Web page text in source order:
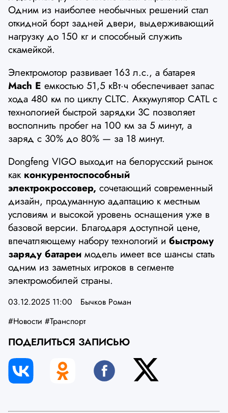
Одним из наиболее необычных решений стал
откидной борт задней двери, выдерживающий
нагрузку до 150 кг и способный служить
скамейкой.
Электромотор развивает 163 л.с., а батарея
Mach E емкостью 51,5 кВт·ч обеспечивает запас
хода 480 км по циклу CLTC. Аккумулятор CATL с
технологией быстрой зарядки 3C позволяет
восполнить пробег на 100 км за 5 минут, а
заряд с 30% до 80% — за 18 минут.
Dongfeng VIGO выходит на белорусский рынок
как конкурентоспособный
электрокроссовер, сочетающий современный
дизайн, продуманную адаптацию к местным
условиям и высокой уровень оснащения уже в
базовой версии. Благодаря доступной цене,
впечатляющему набору технологий и быстрому
заряду батареи модель имеет все шансы стать
одним из заметных игроков в сегменте
электромобилей страны.
03.12.2025 11:00
Бычков Роман
#Новости #Транспорт
ПОДЕЛИТЬСЯ ЗАПИСЬЮ